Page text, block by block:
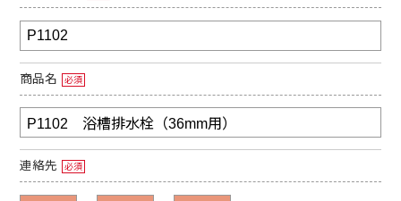
商品名 必須
連絡先 必須